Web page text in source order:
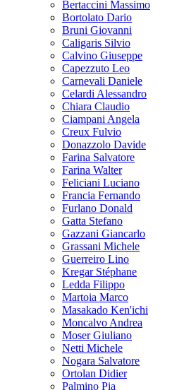
Bertaccini Massimo
Bortolato Dario
Bruni Giovanni
Caligaris Silvio
Calvino Giuseppe
Capezzuto Leo
Carnevali Daniele
Celardi Alessandro
Chiara Claudio
Ciampani Angela
Creux Fulvio
Donazzolo Davide
Farina Salvatore
Farina Walter
Feliciani Luciano
Francia Fernando
Furlano Donald
Gatta Stefano
Gazzani Giancarlo
Grassani Michele
Guerreiro Lino
Kregar Stéphane
Ledda Filippo
Martoia Marco
Masakado Ken'ichi
Moncalvo Andrea
Moser Giuliano
Netti Michele
Nogara Salvatore
Ortolan Didier
Palmino Pia